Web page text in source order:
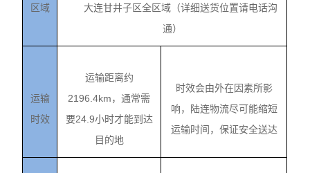
区域
大连甘井子区全区域（详细送货位置请电话沟
通）
运输
时效
运输距离约
2196.4km，通常需
要24.9小时才能到达
目的地
时效会由外在因素所影
响，陆连物流尽可能缩短
运输时间，保证安全送达